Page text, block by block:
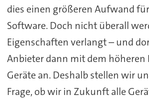
dies einen größeren Aufwand
Software. Doch nicht überall
Eigenschaften verlangt – und
Anbieter dann mit dem höheren
Geräte an. Deshalb stellen wir
Frage, ob wir in Zukunft alle